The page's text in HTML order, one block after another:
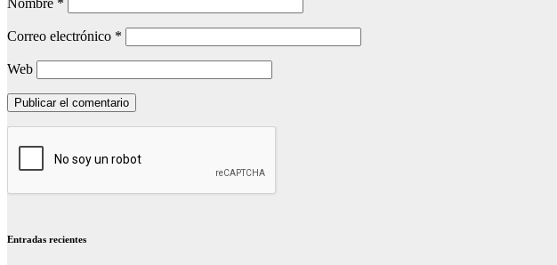
Nombre *
Correo electrónico *
Web
Entradas recientes